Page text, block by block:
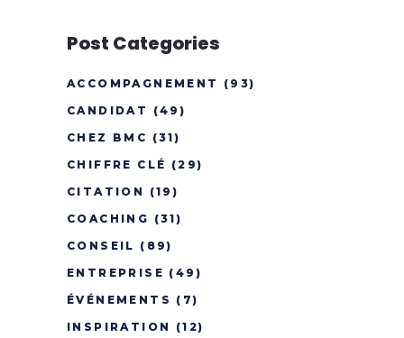
Post Categories
ACCOMPAGNEMENT
(93)
CANDIDAT
(49)
CHEZ BMC (31)
CHIFFRE CLÉ (29)
CITATION
(19)
COACHING (31)
CONSEIL (89)
ENTREPRISE (49)
ÉVÉNEMENTS (7)
INSPIRATION
(12)